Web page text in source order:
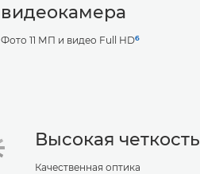
видеокамера
Фото 11 МП и видео Full HD6
Высокая четкость
Качественная оптика